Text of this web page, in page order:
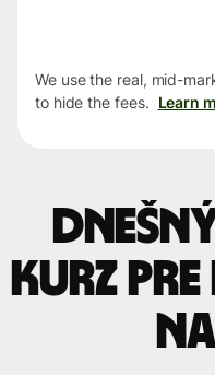
We use the real, mid-
to hide the fees. Learn
kurz pre